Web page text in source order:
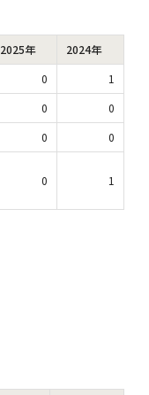
2025年
2024年
0
1
0
0
0
0
0 1